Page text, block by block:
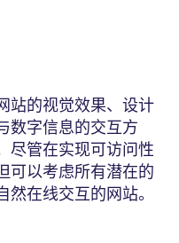
站的视觉效果、设计
数字信息的交互方
尽管在实现可访问性
可以考虑所有潜在的
在线交互的网站。